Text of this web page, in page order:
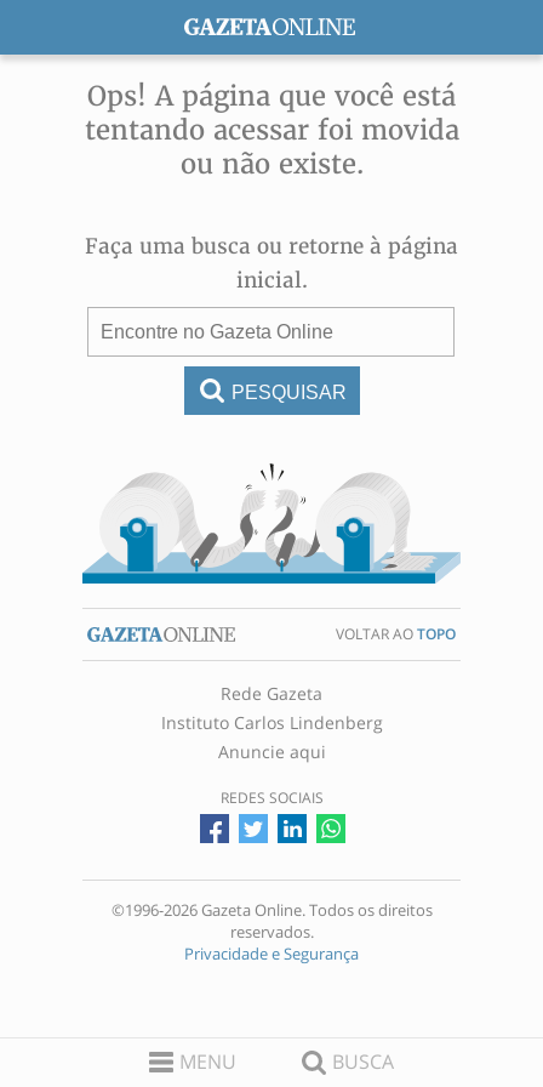
MENU BUSCA
Ops! A página que você está
tentando acessar foi movida
ou não existe.
Faça uma busca ou retorne à página
inicial.
PESQUISAR
VOLTAR AOTOPO
Rede Gazeta
Instituto Carlos Lindenberg
Anuncie aqui
REDES SOCIAIS
©1996-2026 Gazeta Online. Todos os direitos
reservados.
Privacidade e Segurança